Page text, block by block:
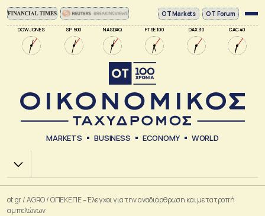
DOW JONES SP 500 NASDAQ FTSE 100 DAX 30 CAC 40
ΟΤ Markets OT Forum
MARKETS BUSINESS ECONOMY WORLD
Χ.Α.
ot.gr/AGRO/ΟΠΕΚΕΠΕ – Έλεγχοι για την αναδιάρθρωση και μετατροπή
αμπελώνων